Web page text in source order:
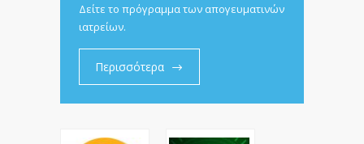
Δείτε το πρόγραμμα των απογευματινών
ιατρείων.
Περισσότερα